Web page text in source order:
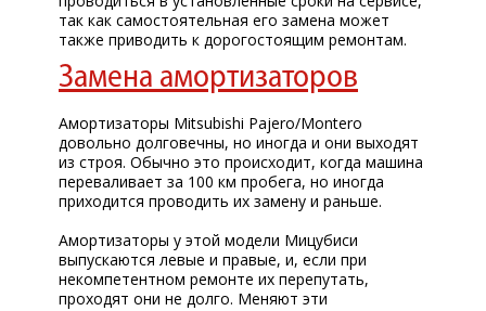
так как самостоятельная его замена может
также приводить к дорогостоящим ремонтам.
Замена амортизаторов
Амортизаторы Mitsubishi Pajero/Montero
довольно долговечны, но иногда и они выходят
из строя. Обычно это происходит, когда машина
переваливает за 100 км пробега, но иногда
приходится проводить их замену и раньше.
Амортизаторы у этой модели Мицубиси
выпускаются левые и правые, и, если при
некомпетентном ремонте их перепутать,
проходят они не долго. Меняют эти